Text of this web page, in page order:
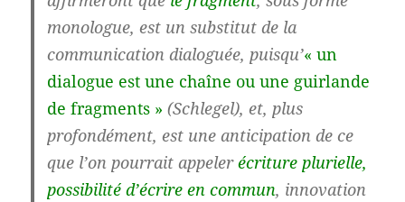
monologue, est un substitut de la
communication dialoguée, puisqu’« un
dialogue est une chaîne ou une guirlande
de fragments » (Schlegel), et, plus
profondément, est une anticipation de ce
que l’on pourrait appelerécriture plurielle,
possibilité d’écrire en commun, innovation